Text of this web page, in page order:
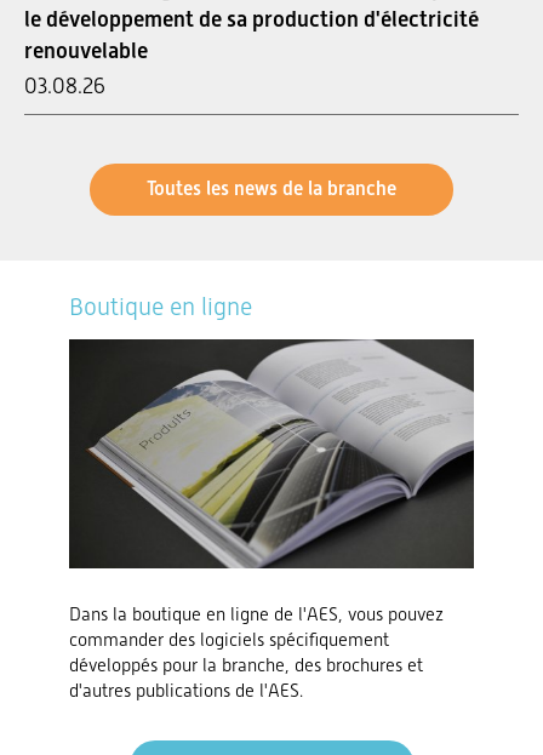
le développement de sa production d'électricité
renouvelable
03.08.26
Toutes les news de la branche
Boutique en ligne
Dans la boutique en ligne de l'AES, vous pouvez
commander des logiciels spécifiquement
développés pour la branche, des brochures et
d'autres publications de l'AES.